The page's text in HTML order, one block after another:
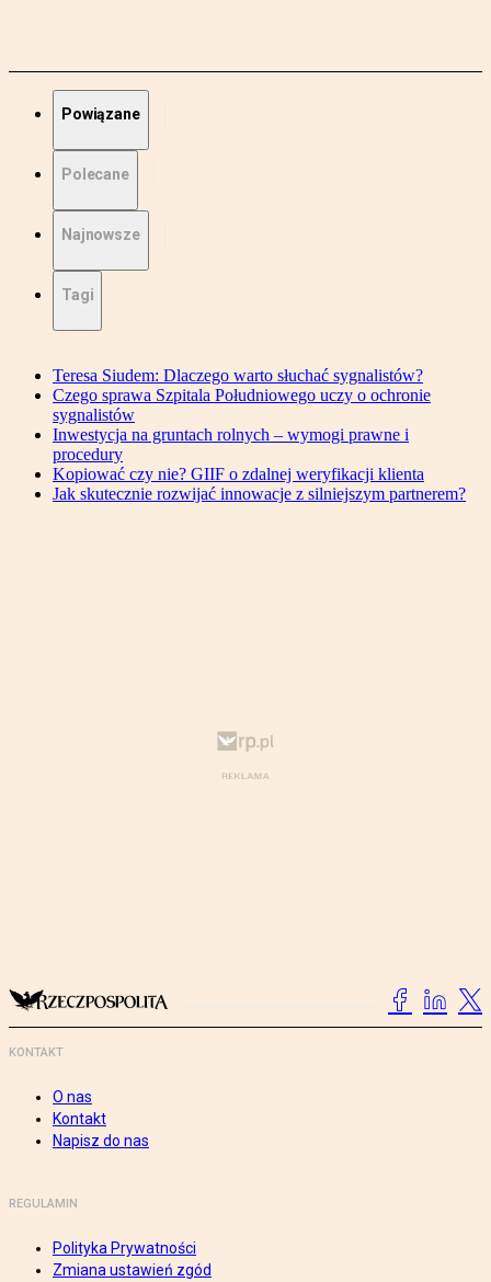
Powiązane
Polecane
Najnowsze
Tagi
Teresa Siudem: Dlaczego warto słuchać sygnalistów?
Czego sprawa Szpitala Południowego uczy o ochronie
sygnalistów
Inwestycja na gruntach rolnych – wymogi prawne i
procedury
Kopiować czy nie? GIIF o zdalnej weryfikacji klienta
Jak skutecznie rozwijać innowacje z silniejszym partnerem?
KONTAKT
O nas
Kontakt
Napisz do nas
REGULAMIN
Polityka Prywatności
Zmiana ustawień zgód